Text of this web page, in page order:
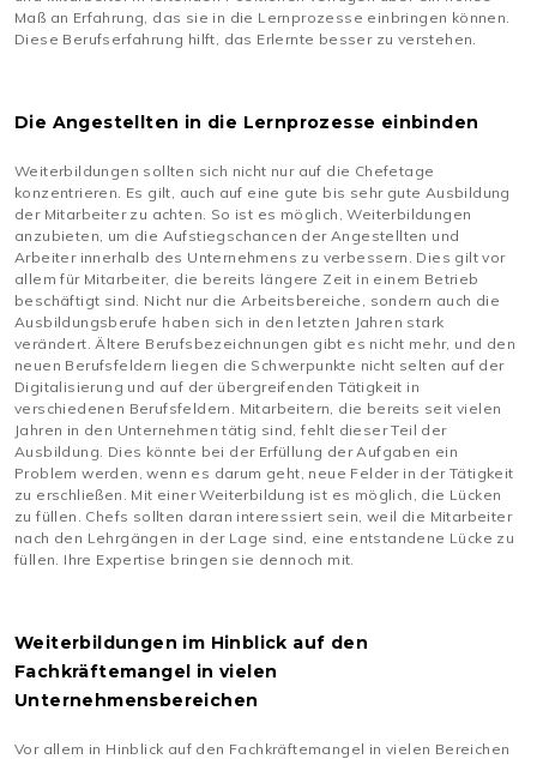
Maß an Erfahrung, das sie in die Lernprozesse einbringen können.
Diese Berufserfahrung hilft, das Erlernte besser zu verstehen.
Die Angestellten in die Lernprozesse einbinden
Weiterbildungen sollten sich nicht nur auf die Chefetage
konzentrieren. Es gilt, auch auf eine gute bis sehr gute Ausbildung
der Mitarbeiter zu achten. So ist es möglich, Weiterbildungen
anzubieten, um die Aufstiegschancen der Angestellten und
Arbeiter innerhalb des Unternehmens zu verbessern. Dies gilt vor
allem für Mitarbeiter, die bereits längere Zeit in einem Betrieb
beschäftigt sind. Nicht nur die Arbeitsbereiche, sondern auch die
Ausbildungsberufe haben sich in den letzten Jahren stark
verändert. Ältere Berufsbezeichnungen gibt es nicht mehr, und den
neuen Berufsfeldern liegen die Schwerpunkte nicht selten auf der
Digitalisierung und auf der übergreifenden Tätigkeit in
verschiedenen Berufsfeldern. Mitarbeitern, die bereits seit vielen
Jahren in den Unternehmen tätig sind, fehlt dieser Teil der
Ausbildung. Dies könnte bei der Erfüllung der Aufgaben ein
Problem werden, wenn es darum geht, neue Felder in der Tätigkeit
zu erschließen. Mit einer Weiterbildung ist es möglich, die Lücken
zu füllen. Chefs sollten daran interessiert sein, weil die Mitarbeiter
nach den Lehrgängen in der Lage sind, eine entstandene Lücke zu
füllen. Ihre Expertise bringen sie dennoch mit.
Weiterbildungen im Hinblick auf den
Fachkräftemangel in vielen
Unternehmensbereichen
Vor allem in Hinblick auf den Fachkräftemangel in vielen Bereichen